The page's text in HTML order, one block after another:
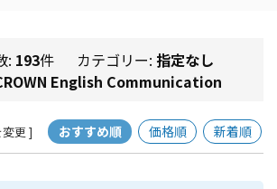
: 193件 カテゴリー: 指定なし
English Communication
更 ] おすすめ順 価格順 新着順